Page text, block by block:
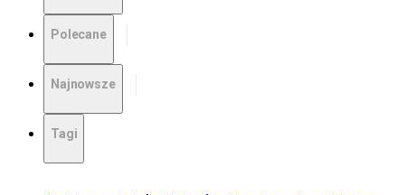
Polecane
Najnowsze
Tagi